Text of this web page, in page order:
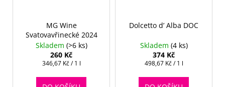
MG Wine
Svatovavřinecké 2024
Skladem (>6 ks)
260 Kč
Měrná
346,67 Kč / 1 l
Dolcetto d’ Alba DOC
Skladem (4 ks)
374 Kč
Měrná
498,67 Kč / 1 l